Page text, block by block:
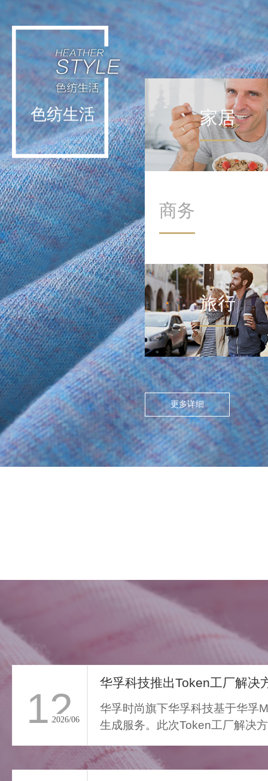
过日常低强度活动实现能量
补给。这种理念让运动回归
生活本身，在细微处滋养身
心。
> FLOATING ISLAND IN THE CITY
尘世浮岛
在高度模块化的都市节奏
中，人们渴望在通勤中寻找
呼吸的缝隙。休闲通勤不再
是两点一线的被动移动，而
是通过服装的舒适感与色彩
情绪，将日常路径转化为“微
>
色纺生活 家居
商务
旅行
更多详细
12
2026/06
华孚科技推出Token工厂解决
华孚时尚旗下华孚科技基于华孚
生成服务。此次Token工厂解决